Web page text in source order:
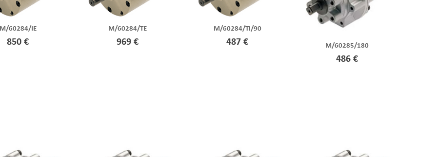
60284/IE
850 €
M/60284/TE
969 €
M/60284/TI/90
487 € M/60285/180
486 €